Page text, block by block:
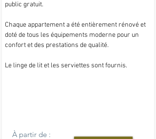
public gratuit.
Chaque appartement a été entièrement rénové et
doté de tous les équipements moderne pour un
confort et des prestations de qualité.
Le linge de lit et les serviettes sont fournis.
À partir de :